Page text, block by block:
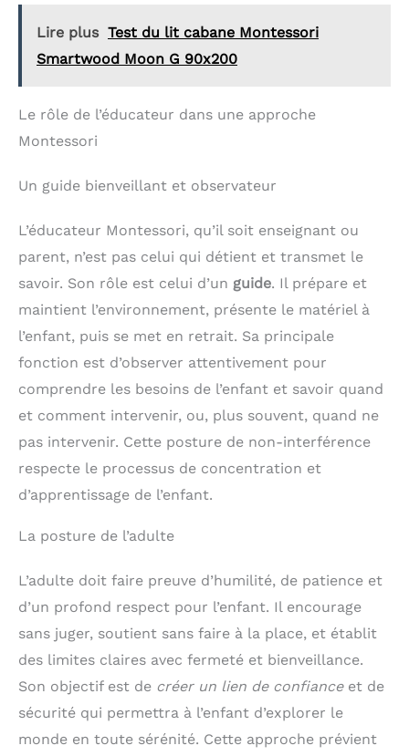
maison comme en déplacement pour un éveil
lanières ajustables, il s'installe sur les lits parapluie,
MATÉRIAUX SÛRS ET LAVABLES: Fabriqué en
machine. Comprend des anneaux de dentition
Lire plus Test du lit cabane Montessori
Smartwood Moon G 90x200
Le rôle de l’éducateur dans une approche
Montessori
Un guide bienveillant et observateur
L’éducateur Montessori, qu’il soit enseignant ou
parent, n’est pas celui qui détient et transmet le
savoir. Son rôle est celui d’un guide. Il prépare et
maintient l’environnement, présente le matériel à
l’enfant, puis se met en retrait. Sa principale
fonction est d’observer attentivement pour
comprendre les besoins de l’enfant et savoir quand
et comment intervenir, ou, plus souvent, quand ne
pas intervenir. Cette posture de non-interférence
respecte le processus de concentration et
d’apprentissage de l’enfant.
La posture de l’adulte
L’adulte doit faire preuve d’humilité, de patience et
d’un profond respect pour l’enfant. Il encourage
sans juger, soutient sans faire à la place, et établit
des limites claires avec fermeté et bienveillance.
Son objectif est de créer un lien de confianceet de
sécurité qui permettra à l’enfant d’explorer le
monde en toute sérénité. Cette approche prévient